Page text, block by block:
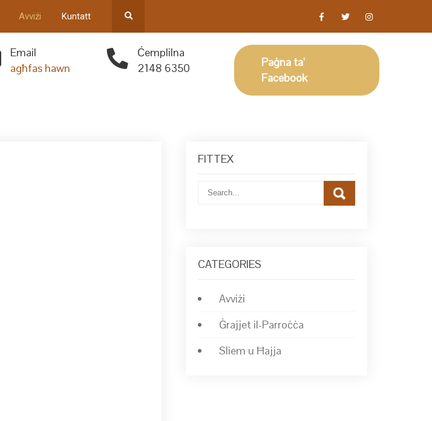
Avviżi Kuntatt
Email
agħfas hawn
Ċemplilna
2148 6350
Paġna ta'
Facebook
FITTEX
CATEGORIES
Avviżi
Ġrajjet il-Parroċċa
Sliem u Ħajja